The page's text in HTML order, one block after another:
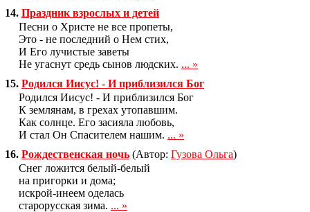
14. Праздник взрослых и детей
Песни о Христе не все пропеты,
Это - не последний о Нем стих,
И Его лучистые заветы
Не угаснут средь сынов людских. ... »
15. Родился Иисус! - И приблизился Бог
Родился Иисус! - И приблизился Бог
К землянам, в грехах утопавшим.
Как солнце. Его засияла любовь,
И стал Он Спасителем нашим. ... »
16. Рождественская ночь (Автор: Гузова Ольга)
Снег ложится белый-белый
на пригорки и дома;
искрой-инеем оделась
старорусская зима. ... »